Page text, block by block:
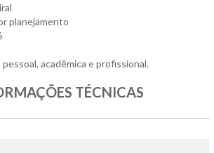
planejamento
acadêmica e profissional.
TÉCNICAS